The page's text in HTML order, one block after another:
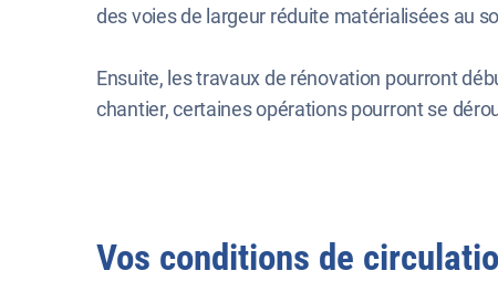
des voies de largeur réduite matérialisées au
Ensuite, les travaux de rénovation pourront
chantier, certaines opérations pourront se
Vos conditions de